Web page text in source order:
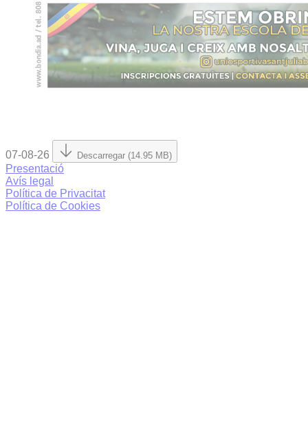
07-08-26 Descarregar (14.95 MB)
Presentació
Avís legal
Política de Privacitat
Política de Cookies